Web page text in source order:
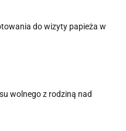
do wizyty papieża w
wolnego z rodziną nad